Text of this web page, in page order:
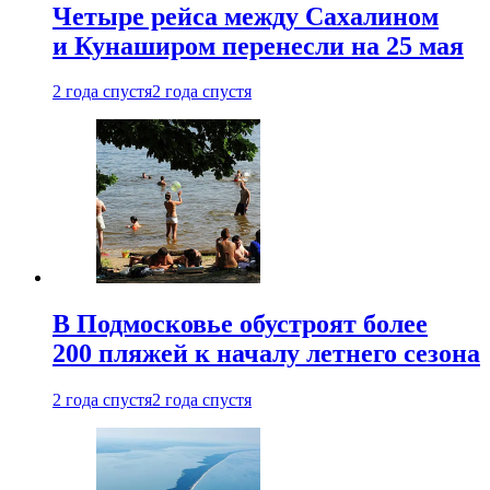
Четыре рейса между Сахалином
и Кунаширом перенесли на 25 мая
2 года спустя2 года спустя
В Подмосковье обустроят более
200 пляжей к началу летнего сезона
2 года спустя2 года спустя